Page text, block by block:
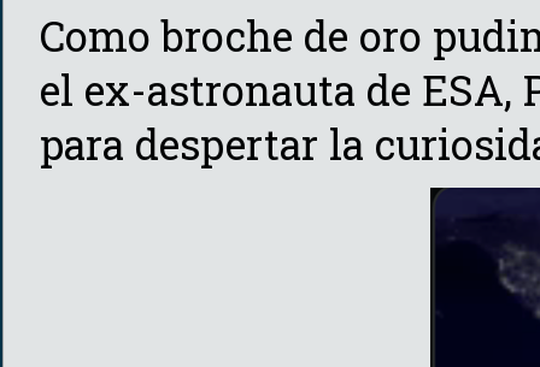
Como broche de oro
el ex-astronauta de ESA,
para despertar la